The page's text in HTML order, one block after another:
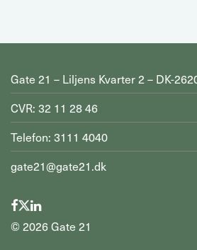
Gate 21 – Liljens Kvarter 2 – DK-
CVR: 32 11 28 46
Telefon: 3111 4040
gate21@gate21.dk
© 2026Gate 21